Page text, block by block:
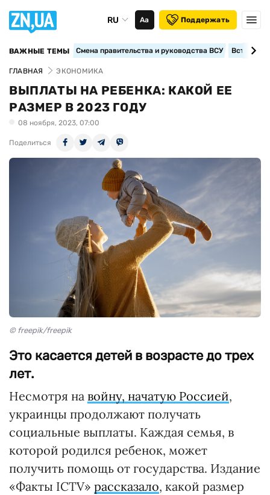
RU Аа Поддержать
ВАЖНЫЕ ТЕМЫ Смена правительства и руководства ВСУ
ГЛАВНАЯ ЭКОНОМИКА
ВЫПЛАТЫ НА РЕБЕНКА: КАКОЙ ЕЕ
РАЗМЕР В 2023 ГОДУ
08 ноября, 2023, 07:00
Поделиться
© freepik/freepik
Это касается детей в возрасте до трех
лет.
Несмотря на войну, начатую Россией,
украинцы продолжают получать
социальные выплаты. Каждая семья, в
которой родился ребенок, может
получить помощь от государства. Издание
«Факты ICTV» рассказало, какой размер